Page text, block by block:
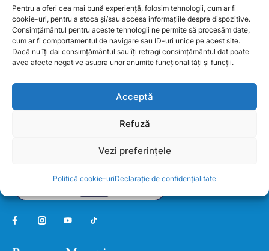
Pentru a oferi cea mai bună experiență, folosim tehnologii, cum ar fi
cookie-uri, pentru a stoca și/sau accesa informațiile despre dispozitive.
Consimțământul pentru aceste tehnologii ne permite să procesăm date,
cum ar fi comportamentul de navigare sau ID-uri unice pe acest site.
Dacă nu îți dai consimțământul sau îți retragi consimțământul dat poate
avea afecte negative asupra unor anumite funcționalități și funcții.
Acceptă
Refuză
Vezi preferințele
Politică cookie-uriDeclarație de confidențialitate
RO53344331
J2026003663002
0736244344